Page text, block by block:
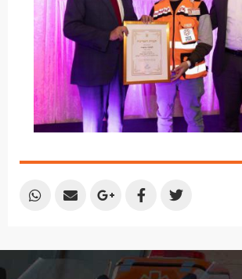
Share
Share
Share
Share
Share